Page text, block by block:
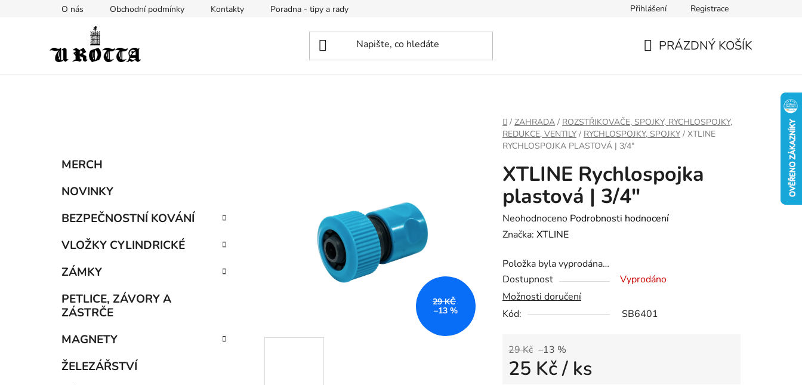
O nás Obchodní podmínky Kontakty Poradna - tipy a rady Přihlášení Registrace
PRÁZDNÝ KOŠÍK
DOMŮ
/ ZAHRADA / ROZSTŘIKOVAČE, SPOJKY, RYCHLOSPOJKY,
REDUKCE, VENTILY / RYCHLOSPOJKY, SPOJKY / XTLINE
RYCHLOSPOJKA PLASTOVÁ | 3/4"
Přeskočit
kategorie
MERCH
NOVINKY
BEZPEČNOSTNÍ KOVÁNÍ
VLOŽKY CYLINDRICKÉ
ZÁMKY
PETLICE, ZÁVORY A
ZÁSTRČE
MAGNETY
ŽELEZÁŘSTVÍ
XTLINE Rychlospojka
plastová | 3/4"
Průměrné
hodnocení
je
0,0
z
5
Neohodnoceno Podrobnosti hodnocení
Značka: XTLINE
Položka byla vyprodána…
Dostupnost
Vyprodáno
Možnosti doručení
Kód:
SB6401
29 Kč –13 %
25 Kč/ ks
29 KČ
–13 %